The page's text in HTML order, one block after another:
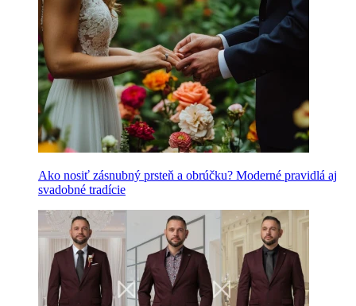
Ako nosiť zásnubný prsteň a obrúčku? Moderné pravidlá aj
svadobné tradície